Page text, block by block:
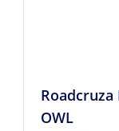
Roadcruza
OWL